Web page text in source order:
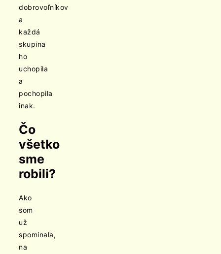
dobrovoľníkov
a
každá
skupina
ho
uchopila
a
pochopila
inak.
Čo
všetko
sme
robili?
Ako
som
už
spomínala,
na